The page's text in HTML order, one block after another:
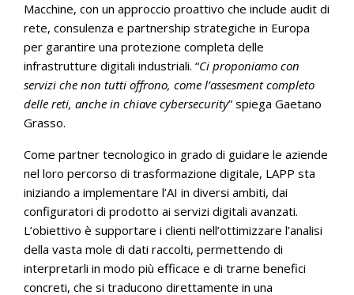
Macchine, con un approccio proattivo che include audit di
rete, consulenza e partnership strategiche in Europa
per garantire una protezione completa delle
infrastrutture digitali industriali. “Ci proponiamo con
servizi che non tutti offrono, come l’assesment completo
delle reti, anche in chiave cybersecurity” spiega Gaetano
Grasso.
Come partner tecnologico in grado di guidare le aziende
nel loro percorso di trasformazione digitale, LAPP sta
iniziando a implementare l’AI in diversi ambiti, dai
configuratori di prodotto ai servizi digitali avanzati.
L’obiettivo è supportare i clienti nell’ottimizzare l’analisi
della vasta mole di dati raccolti, permettendo di
interpretarli in modo più efficace e di trarne benefici
concreti, che si traducono direttamente in una